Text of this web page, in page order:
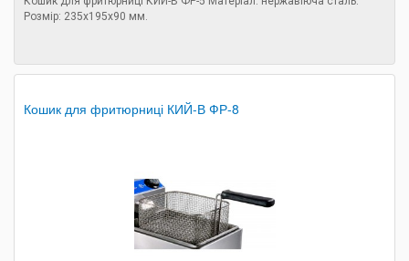
Розмір: 235х195х90 мм.
Кошик для фритюрниці КИЙ-В ФР-8